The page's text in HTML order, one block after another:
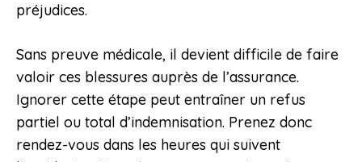
préjudices.
Sans preuve médicale, il devient difficile de faire
valoir ces blessures auprès de l’assurance.
Ignorer cette étape peut entraîner un refus
partiel ou total d’indemnisation. Prenez donc
rendez-vous dans les heures qui suivent